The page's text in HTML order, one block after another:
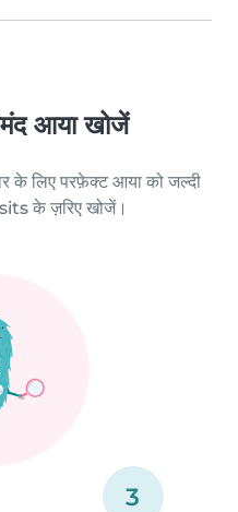
आया खोजें
के लिए परफ़ेक्ट आया को जल्दी
के ज़रिए खोजें।
3